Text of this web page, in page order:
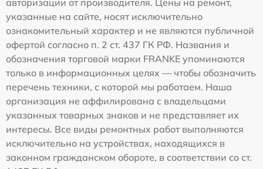
указанные на сайте, носят исключительно
ознакомительный характер и не являются публичной
офертой согласно п. 2 ст. 437 ГК РФ. Названия и
обозначения торговой марки FRANKE упоминаются
только в информационных целях — чтобы обозначить
перечень техники, с которой мы работаем. Наша
организация не аффилирована с владельцами
указанных товарных знаков и не представляет их
интересы. Все виды ремонтных работ выполняются
исключительно на устройствах, находящихся в
законном гражданском обороте, в соответствии со ст.